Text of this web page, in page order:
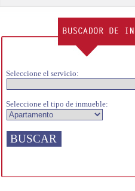
Seleccione el servicio:
Seleccione el tipo de inmueble: